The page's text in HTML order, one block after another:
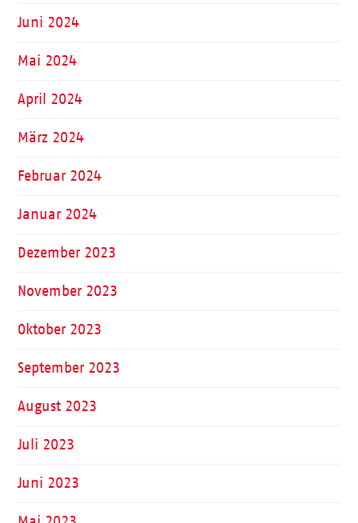
Juni 2024
Mai 2024
April 2024
März 2024
Februar 2024
Januar 2024
Dezember 2023
November 2023
Oktober 2023
September 2023
August 2023
Juli 2023
Juni 2023